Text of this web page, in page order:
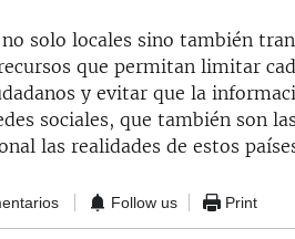
solo locales sino también
que permitan limitar
y evitar que la
sociales, que también son
las realidades de estos
Follow us Print